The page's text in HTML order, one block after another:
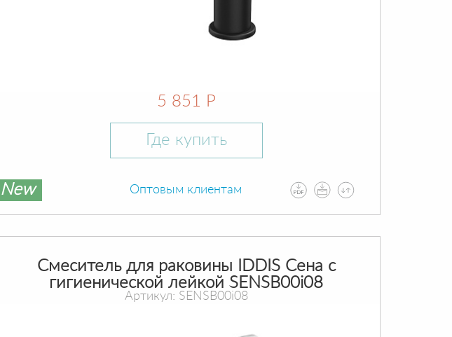
5 851 Р
Где купить
New Оптовым клиентам
Смеситель для раковины IDDIS Сена с
гигиенической лейкой SENSB00i08
Артикул: SENSB00i08